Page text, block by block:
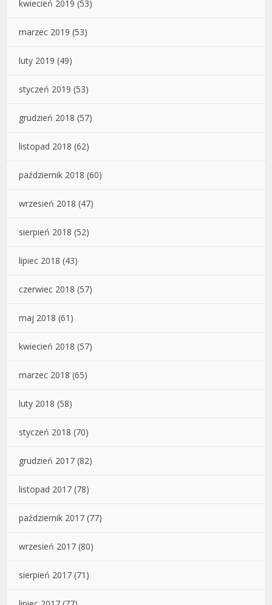
kwiecień 2019 (53)
marzec 2019 (53)
luty 2019 (49)
styczeń 2019 (53)
grudzień 2018 (57)
listopad 2018 (62)
październik 2018 (60)
wrzesień 2018 (47)
sierpień 2018 (52)
lipiec 2018 (43)
czerwiec 2018 (57)
maj 2018 (61)
kwiecień 2018 (57)
marzec 2018 (65)
luty 2018 (58)
styczeń 2018 (70)
grudzień 2017 (82)
listopad 2017 (78)
październik 2017 (77)
wrzesień 2017 (80)
sierpień 2017 (71)